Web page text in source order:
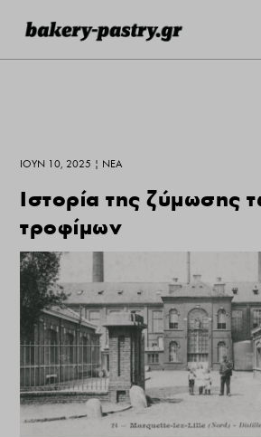
ΙΟΎΝ 10, 2025 | ΝΕΑ
Ιστορία της ζύμωσης
τροφίμων